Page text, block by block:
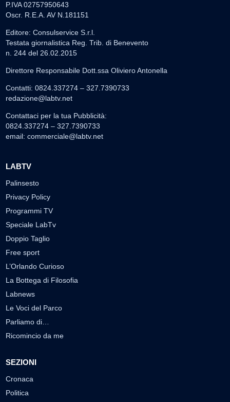
P.IVA 02757950643
Oscr. R.E.A. AV N.181151
Editore: Consulservice S.r.l.
Testata giornalistica Reg. Trib. di Benevento
n. 244 del 26.02.2015
Direttore Responsabile Dott.ssa Oliviero Antonella
Contatti: 0824.337274 – 327.7390733
redazione@labtv.net
Contattaci per la tua Pubblicità:
0824.337274 – 327.7390733
email: commerciale@labtv.net
LABTV
Palinsesto
Privacy Policy
Programmi TV
Speciale LabTv
Doppio Taglio
Free sport
L’Orlando Curioso
La Bottega di Filosofia
Labnews
Le Voci del Parco
Parliamo di…
Ricomincio da me
SEZIONI
Cronaca
Politica